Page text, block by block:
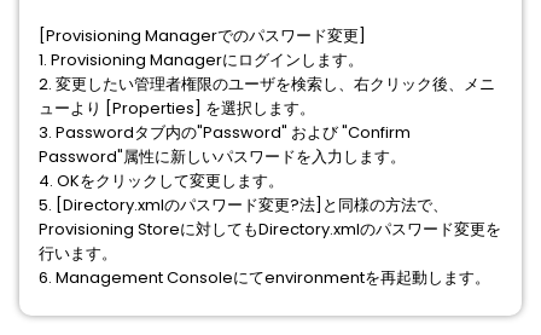
[Provisioning Managerでのパスワード変更]
1. Provisioning Managerにログインします。
2. 変更したい管理者権限のユーザを検索し、右クリック後、メニ
ューより [Properties] を選択します。
3. Passwordタブ内の"Password" および "Confirm
Password"属性に新しいパスワードを入力します。
4. OKをクリックして変更します。
5. [Directory.xmlのパスワード変更?法]と同様の方法で、
Provisioning Storeに対してもDirectory.xmlのパスワード変更を
行います。
6. Management Consoleにてenvironmentを再起動します。